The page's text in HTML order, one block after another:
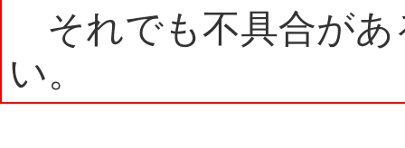
それでも不具合があ
い。